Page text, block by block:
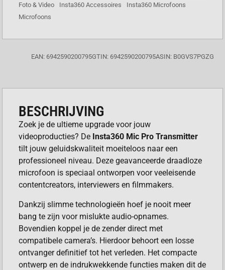
Foto & Video Insta360 Accessoires
Insta360 Microfoons
Microfoons
EAN: 6942590200795GTIN: 6942590200795ASIN: B0GVS7PGZG
BESCHRIJVING
Zoek je de ultieme upgrade voor jouw
videoproducties? De Insta360 Mic Pro Transmitter
tilt jouw geluidskwaliteit moeiteloos naar een
professioneel niveau. Deze geavanceerde draadloze
microfoon is speciaal ontworpen voor veeleisende
contentcreators, interviewers en filmmakers.
Dankzij slimme technologieën hoef je nooit meer
bang te zijn voor mislukte audio-opnames.
Bovendien koppel je de zender direct met
compatibele camera’s. Hierdoor behoort een losse
ontvanger definitief tot het verleden. Het compacte
ontwerp en de indrukwekkende functies maken dit de